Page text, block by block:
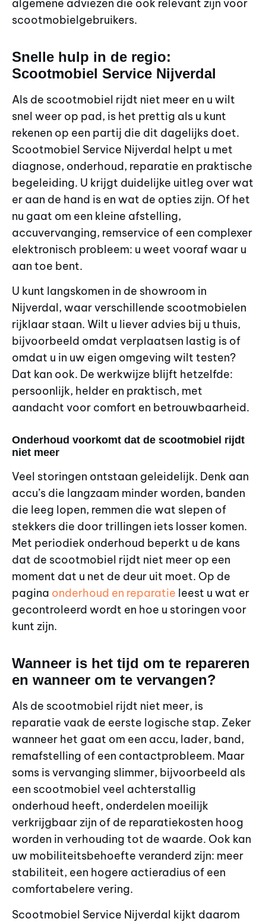
algemene adviezen die ook relevant zijn voor
scootmobielgebruikers.
Snelle hulp in de regio:
Scootmobiel Service Nijverdal
Als de scootmobiel rijdt niet meer en u wilt
snel weer op pad, is het prettig als u kunt
rekenen op een partij die dit dagelijks doet.
Scootmobiel Service Nijverdal helpt u met
diagnose, onderhoud, reparatie en praktische
begeleiding. U krijgt duidelijke uitleg over wat
er aan de hand is en wat de opties zijn. Of het
nu gaat om een kleine afstelling,
accuvervanging, remservice of een complexer
elektronisch probleem: u weet vooraf waar u
aan toe bent.
U kunt langskomen in de showroom in
Nijverdal, waar verschillende scootmobielen
rijklaar staan. Wilt u liever advies bij u thuis,
bijvoorbeeld omdat verplaatsen lastig is of
omdat u in uw eigen omgeving wilt testen?
Dat kan ook. De werkwijze blijft hetzelfde:
persoonlijk, helder en praktisch, met
aandacht voor comfort en betrouwbaarheid.
Onderhoud voorkomt dat de scootmobiel rijdt
niet meer
Veel storingen ontstaan geleidelijk. Denk aan
accu’s die langzaam minder worden, banden
die leeg lopen, remmen die wat slepen of
stekkers die door trillingen iets losser komen.
Met periodiek onderhoud beperkt u de kans
dat de scootmobiel rijdt niet meer op een
moment dat u net de deur uit moet. Op de
pagina onderhoud en reparatie leest u wat er
gecontroleerd wordt en hoe u storingen voor
kunt zijn.
Wanneer is het tijd om te repareren
en wanneer om te vervangen?
Als de scootmobiel rijdt niet meer, is
reparatie vaak de eerste logische stap. Zeker
wanneer het gaat om een accu, lader, band,
remafstelling of een contactprobleem. Maar
soms is vervanging slimmer, bijvoorbeeld als
een scootmobiel veel achterstallig
onderhoud heeft, onderdelen moeilijk
verkrijgbaar zijn of de reparatiekosten hoog
worden in verhouding tot de waarde. Ook kan
uw mobiliteitsbehoefte veranderd zijn: meer
stabiliteit, een hogere actieradius of een
comfortabelere vering.
Scootmobiel Service Nijverdal kijkt daarom